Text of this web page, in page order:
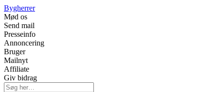
Bygherrer
Mød os
Send mail
Presseinfo
Annoncering
Bruger
Mailnyt
Affiliate
Giv bidrag